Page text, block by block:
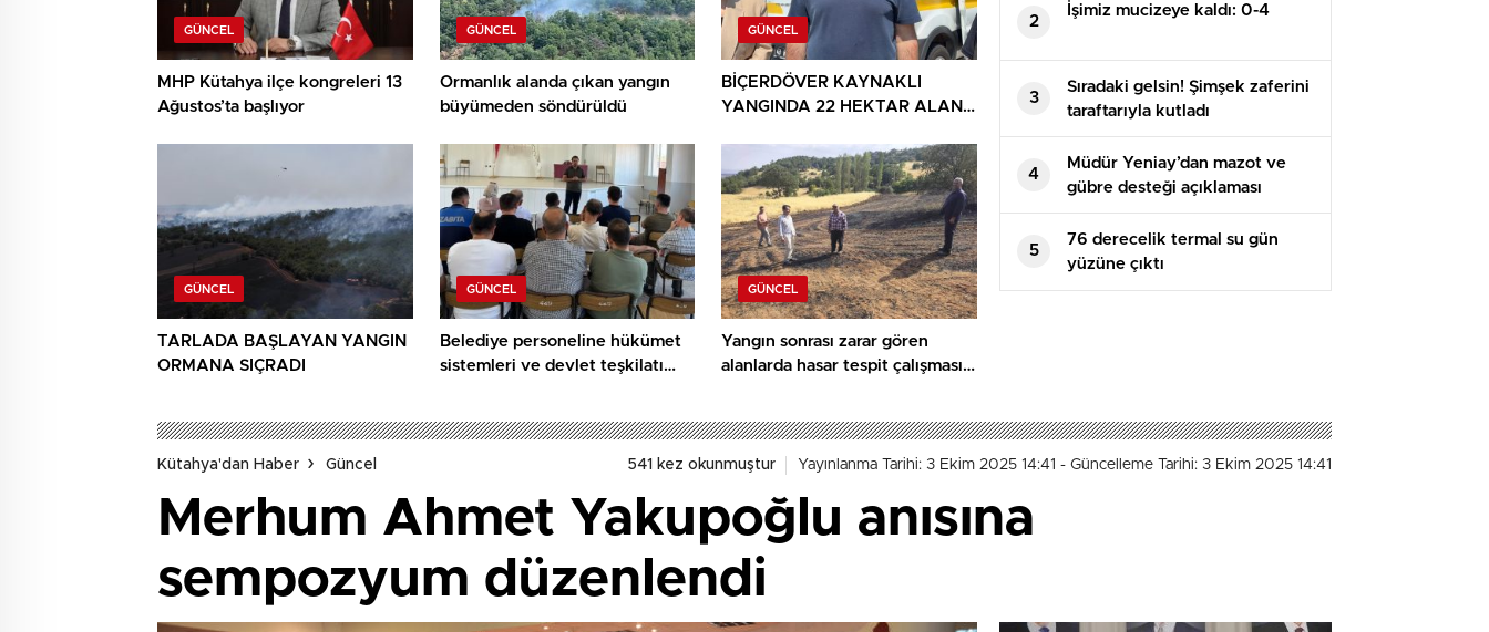
GÜNCEL
MHP Kütahya ilçe kongreleri 13
Ağustos’ta başlıyor
GÜNCEL
Ormanlık alanda çıkan yangın
büyümeden söndürüldü
GÜNCEL
BİÇERDÖVER KAYNAKLI
YANGINDA 22 HEKTAR ALAN
GÜNCEL
TARLADA BAŞLAYAN YANGIN
ORMANA SIÇRADI
GÜNCEL
Belediye personeline hükümet
sistemleri ve devlet teşkilatı
GÜNCEL
Yangın sonrası zarar gören
alanlarda hasar tespit çalışması
2
İşimiz mucizeye kaldı: 0-4
3
Sıradaki gelsin! Şimşek zaferini
taraftarıyla kutladı
4
Müdür Yeniay’dan mazot ve
gübre desteği açıklaması
5
76 derecelik termal su gün
yüzüne çıktı
Kütahya'dan Haber Güncel 541 kez okunmuştur Yayınlanma Tarihi: 3 Ekim 2025 14:41 - Güncelleme Tarihi: 3 Ekim 2025 14:41
Merhum Ahmet Yakupoğlu anısına
sempozyum düzenlendi